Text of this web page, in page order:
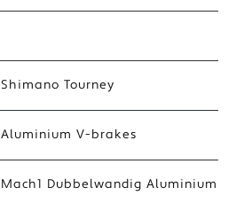
Shimano Tourney
Aluminium V-brakes
Mach1 Dubbelwandig Aluminium